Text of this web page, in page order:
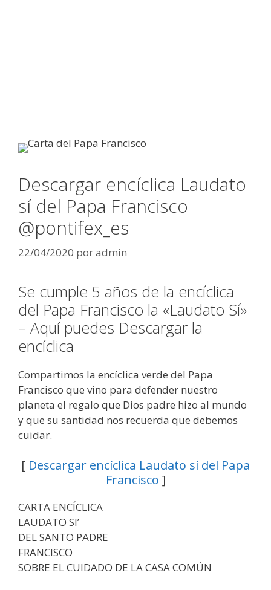
Descargar encíclica Laudato
sí del Papa Francisco
@pontifex_es
22/04/2020 poradmin
Se cumple 5 años de la encíclica
del Papa Francisco la «Laudato Sí»
– Aquí puedes Descargar la
encíclica
Compartimos la encíclica verde del Papa
Francisco que vino para defender nuestro
planeta el regalo que Dios padre hizo al mundo
y que su santidad nos recuerda que debemos
cuidar.
[ Descargar encíclica Laudato sí del Papa
Francisco ]
CARTA ENCÍCLICA
LAUDATO SI’
DEL SANTO PADRE
FRANCISCO
SOBRE EL CUIDADO DE LA CASA COMÚN